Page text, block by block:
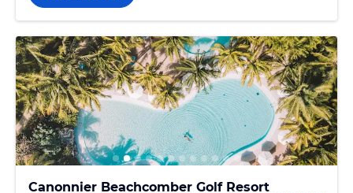
Canonnier Beachcomber Golf Resort